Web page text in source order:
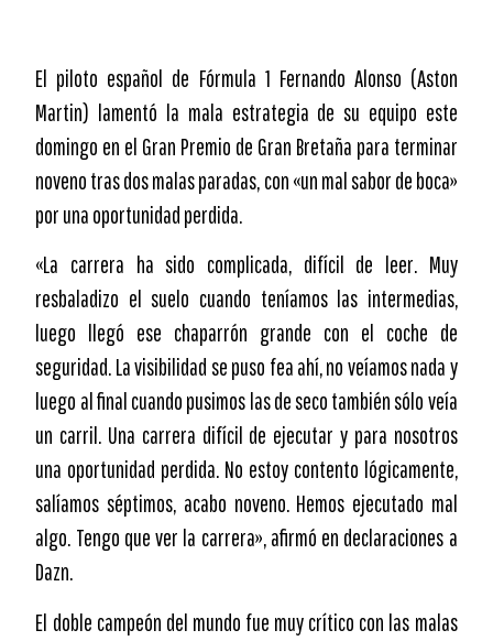
El piloto español de Fórmula 1 Fernando Alonso (Aston
Martin) lamentó la mala estrategia de su equipo este
domingo en el Gran Premio de Gran Bretaña para terminar
noveno tras dos malas paradas, con «un mal sabor de boca»
por una oportunidad perdida.
«La carrera ha sido complicada, difícil de leer. Muy
resbaladizo el suelo cuando teníamos las intermedias,
luego llegó ese chaparrón grande con el coche de
seguridad. La visibilidad se puso fea ahí, no veíamos nada y
luego al final cuando pusimos las de seco también sólo veía
un carril. Una carrera difícil de ejecutar y para nosotros
una oportunidad perdida. No estoy contento lógicamente,
salíamos séptimos, acabo noveno. Hemos ejecutado mal
algo. Tengo que ver la carrera», afirmó en declaraciones a
Dazn.
El doble campeón del mundo fue muy crítico con las malas